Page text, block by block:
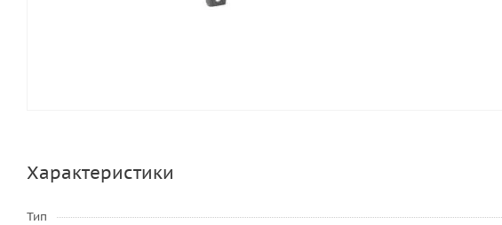
Характеристики
Тип